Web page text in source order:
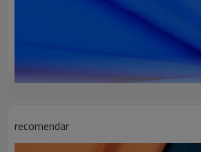
recomendar